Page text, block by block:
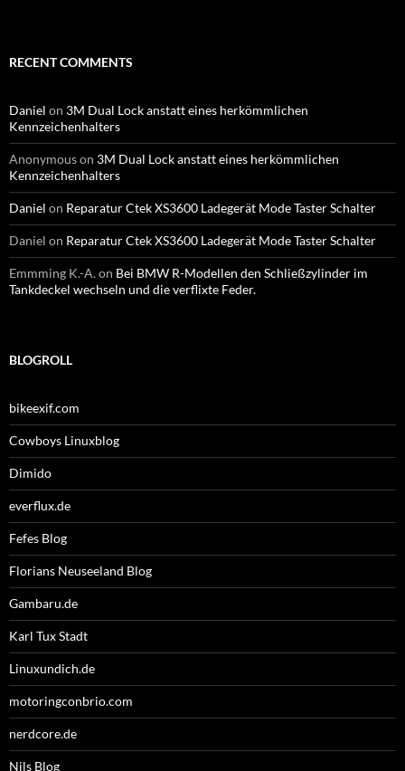
RECENT COMMENTS
Daniel on 3M Dual Lock anstatt eines herkömmlichen
Kennzeichenhalters
Anonymouson 3M Dual Lock anstatt eines herkömmlichen
Kennzeichenhalters
Daniel on Reparatur Ctek XS3600 Ladegerät Mode Taster Schalter
Daniel on Reparatur Ctek XS3600 Ladegerät Mode Taster Schalter
Emmming K.-A.on Bei BMW R-Modellen den Schließzylinder im
Tankdeckel wechseln und die verflixte Feder.
BLOGROLL
bikeexif.com
Cowboys Linuxblog
Dimido
everflux.de
Fefes Blog
Florians Neuseeland Blog
Gambaru.de
Karl Tux Stadt
Linuxundich.de
motoringconbrio.com
nerdcore.de
Nils Blog